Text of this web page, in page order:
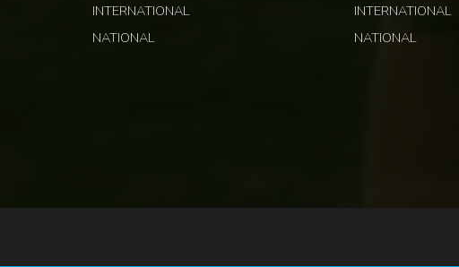
INTERNATIONAL
NATIONAL
INTERNATIONAL
NATIONAL